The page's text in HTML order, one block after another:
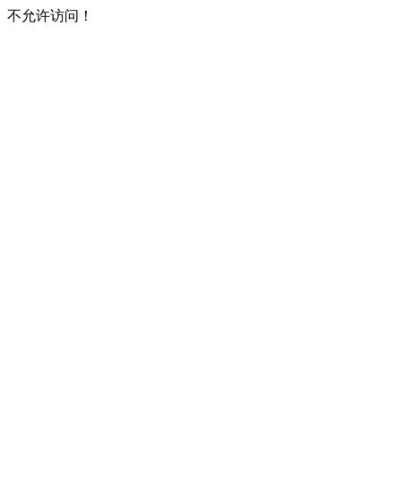
不允许访问！